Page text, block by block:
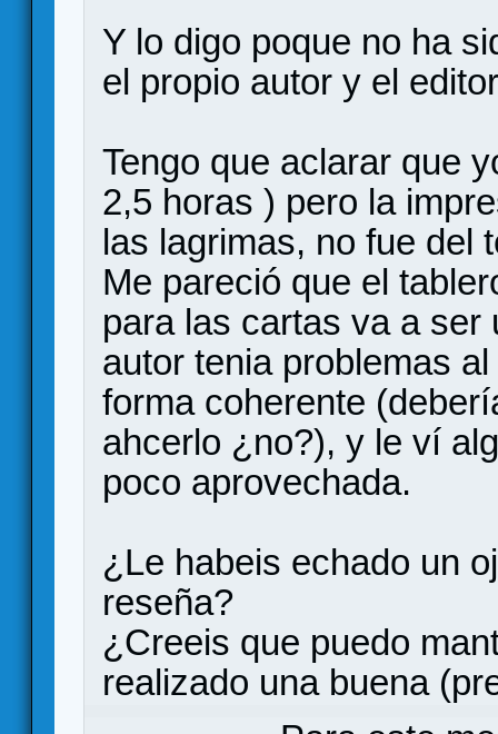
Y lo digo poque no ha
el propio autor y el
Tengo que aclarar que
2,5 horas ) pero la
las lagrimas, no fue del
Me pareció que el
para las cartas va a ser
autor tenia problemas
forma coherente
ahcerlo ¿no?), y le ví
poco aprovechada.
¿Le habeis echado un
reseña?
¿Creeis que puedo
realizado una buena